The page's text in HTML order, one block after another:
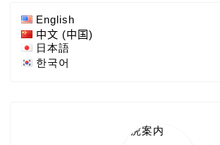
English
中文 (中国)
日本語
한국어